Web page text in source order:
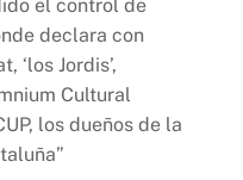
el control de
declara con
‘los Jordis’,
Cultural
los dueños de la